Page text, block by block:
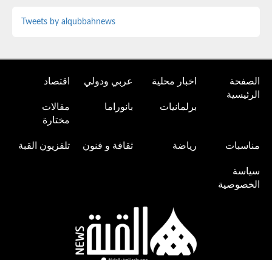
Tweets by alqubbahnews
الصفحة
الرئيسية
اخبار محلية عربي ودولي اقتصاد
برلمانيات بانوراما
مقالات
مختارة
مناسبات رياضة ثقافة و فنون تلفزيون القبة
سياسة
الخصوصية